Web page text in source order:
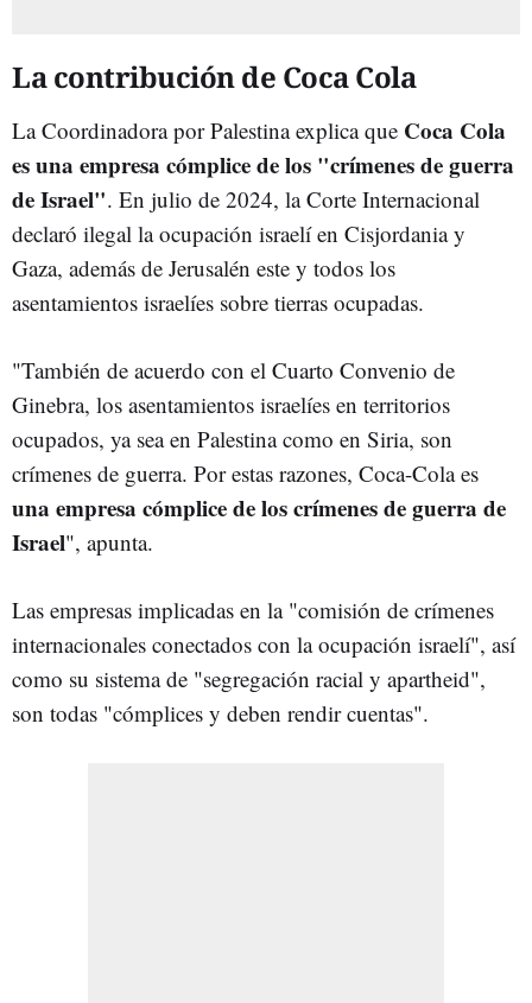
La contribución de Coca Cola
La Coordinadora por Palestina explica que Coca Cola
es una empresa cómplice de los "crímenes de guerra
de Israel". En julio de 2024, la Corte Internacional
declaró ilegal la ocupación israelí en Cisjordania y
Gaza, además de Jerusalén este y todos los
asentamientos israelíes sobre tierras ocupadas.
"También de acuerdo con el Cuarto Convenio de
Ginebra, los asentamientos israelíes en territorios
ocupados, ya sea en Palestina como en Siria, son
crímenes de guerra. Por estas razones, Coca-Cola es
una empresa cómplice de los crímenes de guerra de
Israel", apunta.
Las empresas implicadas en la "comisión de crímenes
internacionales conectados con la ocupación israelí", así
como su sistema de "segregación racial y apartheid",
son todas "cómplices y deben rendir cuentas".